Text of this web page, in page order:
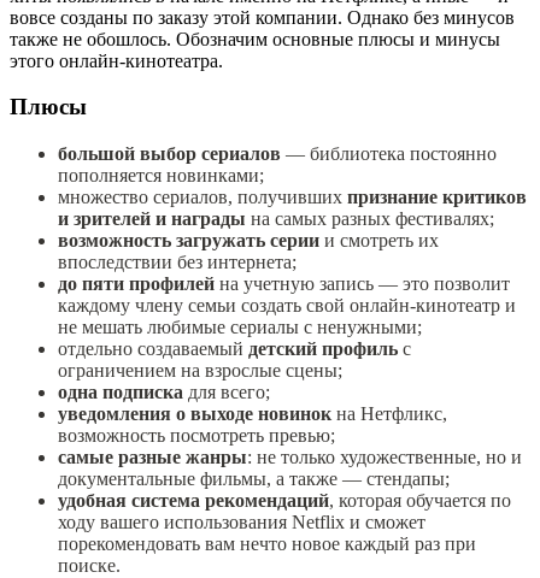
вовсе созданы по заказу этой компании. Однако без минусов
также не обошлось. Обозначим основные плюсы и минусы
этого онлайн-кинотеатра.
Плюсы
большой выбор сериалов — библиотека постоянно
пополняется новинками;
множество сериалов, получивших признание критиков
и зрителей и награды на самых разных фестивалях;
возможность загружать серии и смотреть их
впоследствии без интернета;
до пяти профилей на учетную запись — это позволит
каждому члену семьи создать свой онлайн-кинотеатр и
не мешать любимые сериалы с ненужными;
отдельно создаваемый детский профиль с
ограничением на взрослые сцены;
одна подписка для всего;
уведомления о выходе новинок на Нетфликс,
возможность посмотреть превью;
самые разные жанры: не только художественные, но и
документальные фильмы, а также — стендапы;
удобная система рекомендаций, которая обучается по
ходу вашего использования Netflix и сможет
порекомендовать вам нечто новое каждый раз при
поиске.